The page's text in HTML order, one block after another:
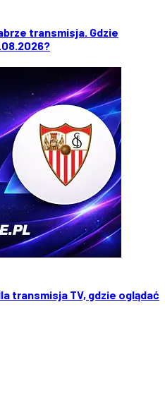
transmisja. Gdzie
transmisja TV, gdzie oglądać